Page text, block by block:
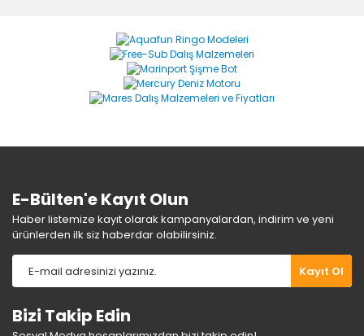
Yorum Yaz
Ürün resmi kalitesiz, bozuk veya görüntülenemiyor.
Ürün açıklamasında eksik bilgiler bulunuyor.
Ürün bilgilerinde hatalar bulunuyor.
E-Bülten'e Kayıt Olun
Haber listemize kayıt olarak kampanyalardan, indirim ve yeni
ürünlerden ilk siz haberdar olabilirsiniz.
Kayıt Ol
Bizi Takip Edin